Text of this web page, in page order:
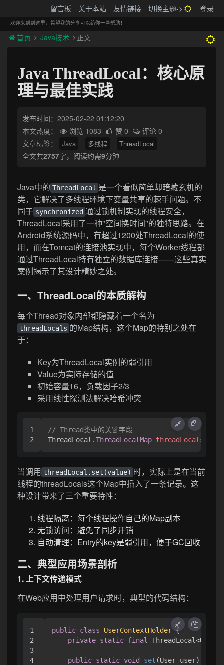
留言板 关于本站 友情链接 切换主题-> 登录
欢迎来到到这里，希望我的分享可以给你一些帮助！
首页 Java技术 正文
Java ThreadLocal：核心原
理与最佳实践
发布时间：2025-02-22 01:12:20
本文热度：
浏览 1083 赞 0
评论 0
文章标签：
Java 多线程 ThreadLocal
全文共2757字，阅读约需9分钟
Java中的 ThreadLocal 是一个看似简单却暗藏玄机的
类，它解决了多线程环境下变量共享的棘手问题。不
同于 synchronized 通过锁机制实现的线程安全，
ThreadLocal采用了一种"空间换时间"的独特思路。在
Android系统源码中，有超过1200处ThreadLocal的使
用，而在Tomcat的连接池实现中，每个Worker线程都
通过ThreadLocal持有独立的数据库连接——这些真实
案例揭示了其设计精妙之处。
一、ThreadLocal的本质解构
每个Thread对象内部都隐藏着一个名为
threadLocals 的Map结构，这个Map的特别之处在
于：
Key为ThreadLocal实例的弱引用
Value为实际存储的值
初始容量16，负载因子2/3
采用线性探测法解决哈希冲突
1
// Thread类中的关键字段
ThreadLocal.ThreadLocalMap threadLocals
当调用 threadLocal.set(value) 时，实际上是在当前
线程的threadLocals这个Map中插入了一条记录。这
种设计带来了三个重要特性：
线程隔离：每个线程操作自己的Map副本
无锁访问：避免了同步开销
自动清理：Entry的key是弱引用，便于GC回收
二、典型应用场景剖析
1. 上下文传递模式
在Web应用中处理用户请求时，典型的代码结构：
1
2
3
4
public class UserContextHolder {
private static final
public static void set (User user)